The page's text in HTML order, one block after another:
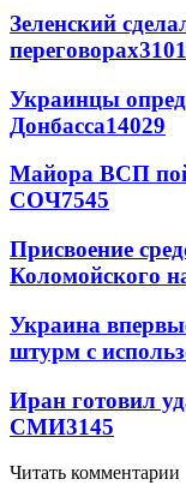
Зеленский
переговорах
Украинцы
Донбасса14029
Майора ВСП
СОЧ7545
Присвоение
Коломойского
Украина
штурм с
Иран готовил
СМИ3145
Читать комментарии